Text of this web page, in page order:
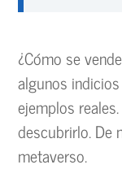
¿Cómo se
algunos
ejemplos
descubrirlo. De
metaverso.